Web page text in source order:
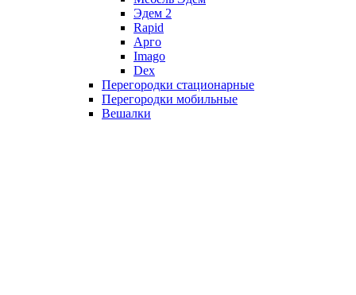
Эдем 2
Rapid
Арго
Imago
Dex
Перегородки стационарные
Перегородки мобильные
Вешалки